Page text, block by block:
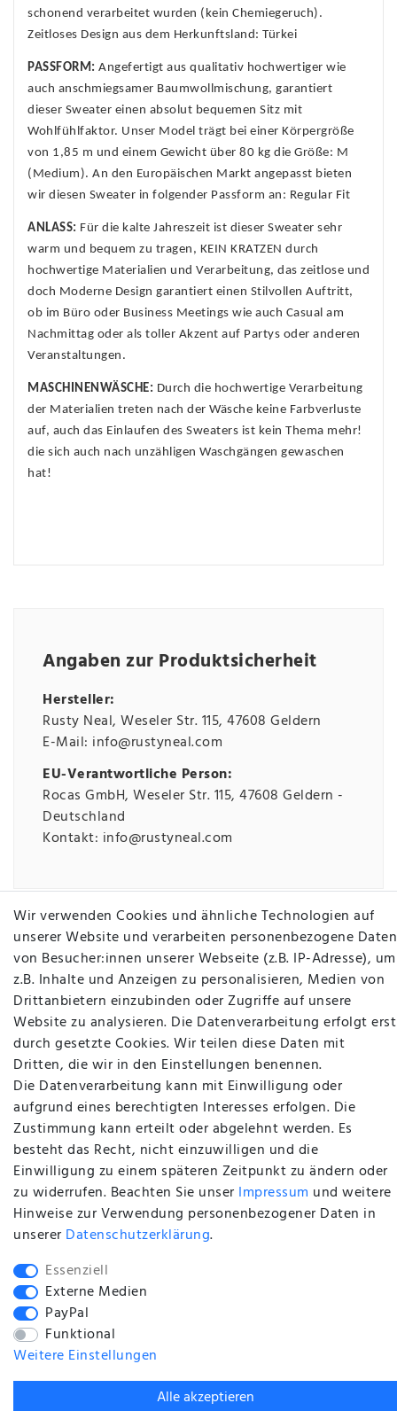
schonend verarbeitet wurden (kein Chemiegeruch).
Zeitloses Design aus dem Herkunftsland: Türkei
PASSFORM: Angefertigt aus qualitativ hochwertiger wie
auch anschmiegsamer Baumwollmischung, garantiert
dieser Sweater einen absolut bequemen Sitz mit
Wohlfühlfaktor. Unser Model trägt bei einer Körpergröße
von 1,85 m und einem Gewicht über 80 kg die Größe: M
(Medium). An den Europäischen Markt angepasst bieten
wir diesen Sweater in folgender Passform an: Regular Fit
ANLASS: Für die kalte Jahreszeit ist dieser Sweater sehr
warm und bequem zu tragen, KEIN KRATZEN durch
hochwertige Materialien und Verarbeitung, das zeitlose und
doch Moderne Design garantiert einen Stilvollen Auftritt,
ob im Büro oder Business Meetings wie auch Casual am
Nachmittag oder als toller Akzent auf Partys oder anderen
Veranstaltungen.
MASCHINENWÄSCHE: Durch die hochwertige Verarbeitung
der Materialien treten nach der Wäsche keine Farbverluste
auf, auch das Einlaufen des Sweaters ist kein Thema mehr!
die sich auch nach unzähligen Waschgängen gewaschen
hat!
Angaben zur Produktsicherheit
Hersteller:
Rusty Neal Weseler Str.115 47608 Geldern
E-Mail: info@rustyneal.com
EU-Verantwortliche Person:
Rocas GmbH Weseler Str.115 47608 Geldern
Deutschland
Kontakt: info@rustyneal.com
INFORMATIONEN
AGB
Widerrufsrecht
Datenschutzerklärung
Impressum
Händler Anfragen
Vertrag widerrufen
ZAHLUNG & VERSAND
Versandangaben
Zahlung
Wir verwenden Cookies und ähnliche Technologien auf
unserer Website und verarbeiten personenbezogene Daten
von Besucher:innen unserer Webseite (z.B. IP-Adresse), um
z.B. Inhalte und Anzeigen zu personalisieren, Medien von
Drittanbietern einzubinden oder Zugriffe auf unsere
Website zu analysieren. Die Datenverarbeitung erfolgt erst
durch gesetzte Cookies. Wir teilen diese Daten mit
Dritten, die wir in den Einstellungen benennen.
Die Datenverarbeitung kann mit Einwilligung oder
aufgrund eines berechtigten Interesses erfolgen. Die
Zustimmung kann erteilt oder abgelehnt werden. Es
besteht das Recht, nicht einzuwilligen und die
Einwilligung zu einem späteren Zeitpunkt zu ändern oder
zu widerrufen. Beachten Sie unser Impressum und weitere
Hinweise zur Verwendung personenbezogener Daten in
unserer Daten­schutz­erklärung.
Essenziell
Externe Medien
PayPal
Funktional
Weitere Einstellungen
Alle akzeptieren
BACK TO TOP